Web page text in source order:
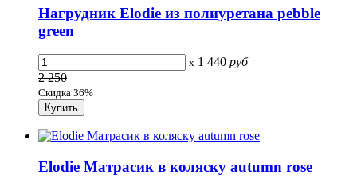
Нагрудник Elodie из полиуретана pebble
green
x 1 440 руб
2 250
Скидка 36%
Elodie Матрасик в коляску autumn rose